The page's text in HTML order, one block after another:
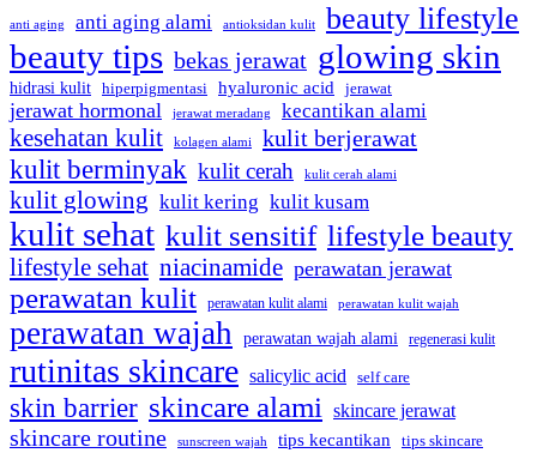
anti aging anti aging alami antioksidan kulit beauty lifestyle
beauty tips bekas jerawat glowing skin
hidrasi kulit hiperpigmentasi hyaluronic acid jerawat
jerawat hormonal jerawat meradang kecantikan alami
kesehatan kulit kolagen alami kulit berjerawat
kulit berminyak kulit cerah kulit cerah alami
kulit glowing kulit kering kulit kusam
kulit sehat kulit sensitif lifestyle beauty
lifestyle sehat niacinamide perawatan jerawat
perawatan kulit perawatan kulit alami perawatan kulit wajah
perawatan wajah perawatan wajah alami regenerasi kulit
rutinitas skincare salicylic acid self care
skin barrier skincare alami skincare jerawat
skincare routine sunscreen wajah tips kecantikan tips skincare